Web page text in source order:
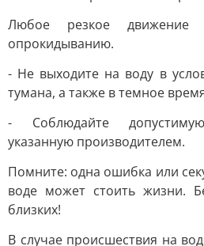
Любое резкое
опрокидыванию.
- Не выходите на воду в
тумана, а также в темное
- Соблюдайте допустимую
указанную производителем.
Помните: одна ошибка или
воде может стоить жизни.
близких!
В случае происшествия на